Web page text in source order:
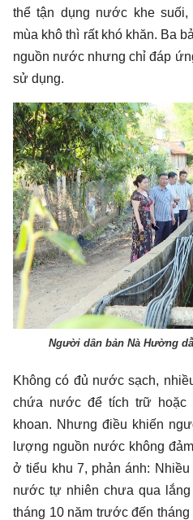
thể tận dụng nước khe
mùa khô thì rất khó khăn. Ba
nguồn nước nhưng chỉ đáp
sử dụng.
Người dân bản Nà Hường
Không có đủ nước sạch,
chứa nước để tích trữ hoặc
khoan. Nhưng điều khiến
lượng nguồn nước không
ở tiểu khu 7, phản ánh:
nước tự nhiên chưa qua lắng
tháng 10 năm trước đến